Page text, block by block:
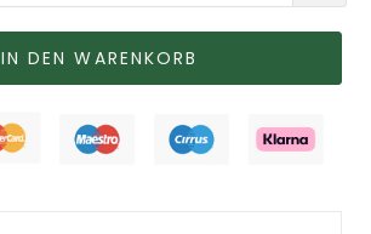
IN DEN WARENKORB